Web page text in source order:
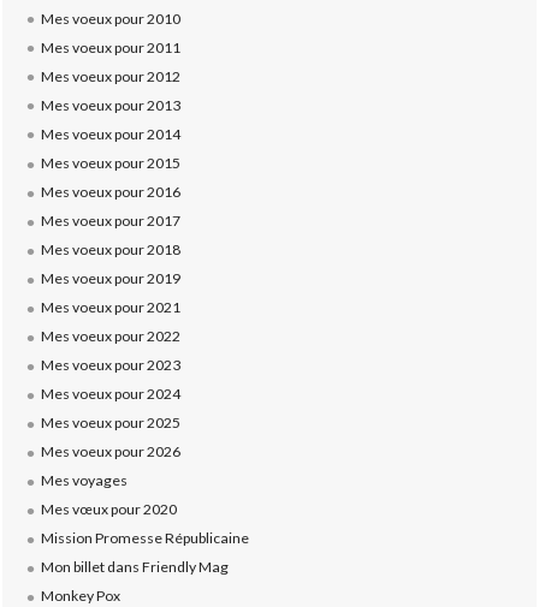
Mes voeux pour 2010
Mes voeux pour 2011
Mes voeux pour 2012
Mes voeux pour 2013
Mes voeux pour 2014
Mes voeux pour 2015
Mes voeux pour 2016
Mes voeux pour 2017
Mes voeux pour 2018
Mes voeux pour 2019
Mes voeux pour 2021
Mes voeux pour 2022
Mes voeux pour 2023
Mes voeux pour 2024
Mes voeux pour 2025
Mes voeux pour 2026
Mes voyages
Mes vœux pour 2020
Mission Promesse Républicaine
Mon billet dans Friendly Mag
Monkey Pox